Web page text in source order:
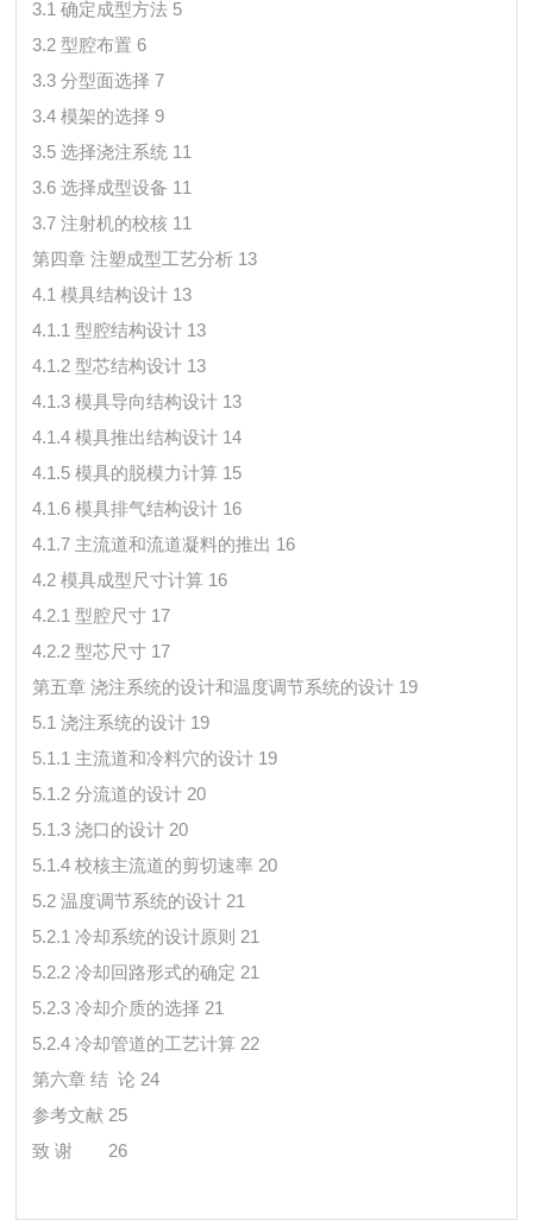
3.1 确定成型方法 5
3.2 型腔布置 6
3.3 分型面选择 7
3.4 模架的选择 9
3.5 选择浇注系统 11
3.6 选择成型设备 11
3.7 注射机的校核 11
第四章 注塑成型工艺分析 13
4.1 模具结构设计 13
4.1.1 型腔结构设计 13
4.1.2 型芯结构设计 13
4.1.3 模具导向结构设计 13
4.1.4 模具推出结构设计 14
4.1.5 模具的脱模力计算 15
4.1.6 模具排气结构设计 16
4.1.7 主流道和流道凝料的推出 16
4.2 模具成型尺寸计算 16
4.2.1 型腔尺寸 17
4.2.2 型芯尺寸 17
第五章 浇注系统的设计和温度调节系统的设计 19
5.1 浇注系统的设计 19
5.1.1 主流道和冷料穴的设计 19
5.1.2 分流道的设计 20
5.1.3 浇口的设计 20
5.1.4 校核主流道的剪切速率 20
5.2 温度调节系统的设计 21
5.2.1 冷却系统的设计原则 21
5.2.2 冷却回路形式的确定 21
5.2.3 冷却介质的选择 21
5.2.4 冷却管道的工艺计算 22
第六章 结 论 24
参考文献 25
致 谢
26